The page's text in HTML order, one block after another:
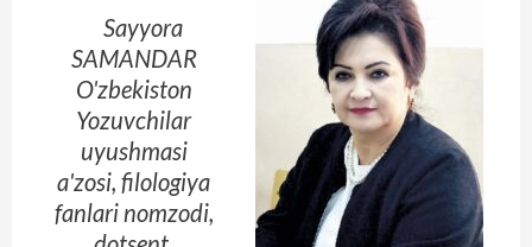
Sayyora
SAMANDAR
O'zbekiston
Yozuvchilar
uyushmasi
a'zosi, filologiya
fanlari nomzodi,